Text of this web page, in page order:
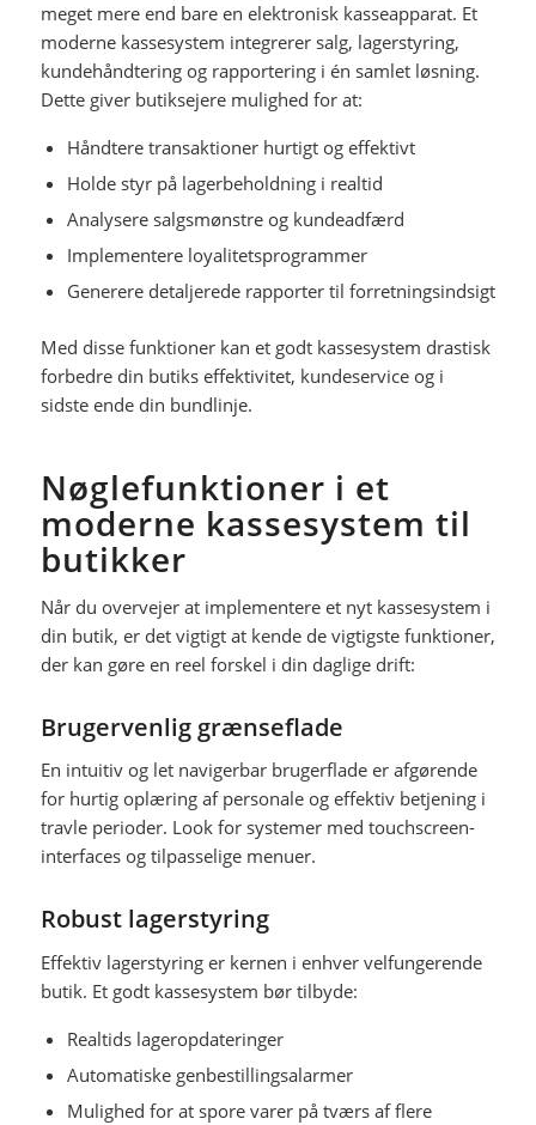
meget mere end bare en elektronisk kasseapparat. Et
moderne kassesystem integrerer salg, lagerstyring,
kundehåndtering og rapportering i én samlet løsning.
Dette giver butiksejere mulighed for at:
Håndtere transaktioner hurtigt og effektivt
Holde styr på lagerbeholdning i realtid
Analysere salgsmønstre og kundeadfærd
Implementere loyalitetsprogrammer
Generere detaljerede rapporter til forretningsindsigt
Med disse funktioner kan et godt kassesystem drastisk
forbedre din butiks effektivitet, kundeservice og i
sidste ende din bundlinje.
Nøglefunktioner i et
moderne kassesystem til
butikker
Når du overvejer at implementere et nyt kassesystem i
din butik, er det vigtigt at kende de vigtigste funktioner,
der kan gøre en reel forskel i din daglige drift:
Brugervenlig grænseflade
En intuitiv og let navigerbar brugerflade er afgørende
for hurtig oplæring af personale og effektiv betjening i
travle perioder. Look for systemer med touchscreen-
interfaces og tilpasselige menuer.
Robust lagerstyring
Effektiv lagerstyring er kernen i enhver velfungerende
butik. Et godt kassesystem bør tilbyde:
Realtids lageropdateringer
Automatiske genbestillingsalarmer
Mulighed for at spore varer på tværs af flere